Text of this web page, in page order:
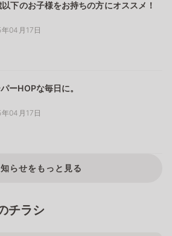
下のお子様をお持ちの方にオススメ！
04月17日
ーHOPな毎日に。
04月17日
らせをもっと見る
チラシ